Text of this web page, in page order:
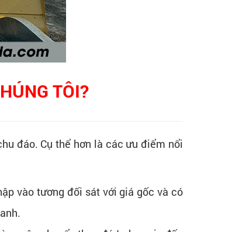
TÔI?
đáo. Cụ thể hơn là các ưu điểm nổi
vào tương đối sát với giá gốc và có